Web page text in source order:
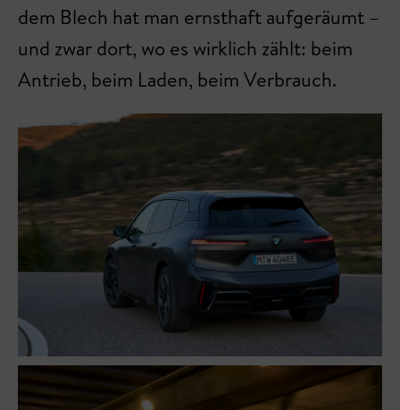
dem Blech hat man ernsthaft aufgeräumt –
und zwar dort, wo es wirklich zählt: beim
Antrieb, beim Laden, beim Verbrauch.